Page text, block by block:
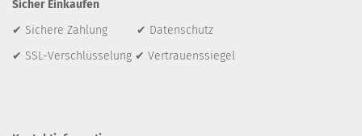
Sicher Einkaufen
✔ Sichere Zahlung ✔ Datenschutz
✔ SSL-Verschlüsselung ✔ Vertrauenssiegel